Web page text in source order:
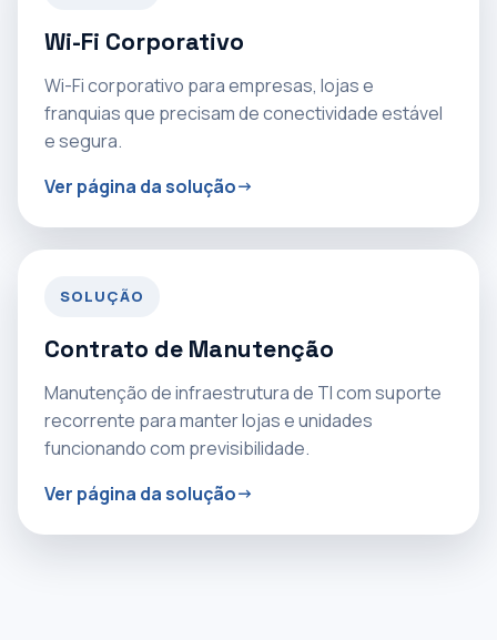
Wi-Fi Corporativo
Wi-Fi corporativo para empresas, lojas e
franquias que precisam de conectividade estável
e segura.
Ver página da solução
SOLUÇÃO
Contrato de Manutenção
Manutenção de infraestrutura de TI com suporte
recorrente para manter lojas e unidades
funcionando com previsibilidade.
Ver página da solução